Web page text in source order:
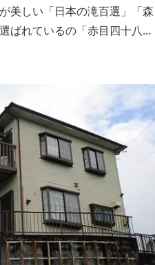
美しい「日本の滝百選」「森
ばれているの「赤目四十八
きる「忍者の森」へ徒歩５分
泉はしっとり滑らかな肌触り
ます。地元のスギ材を用いた
えた「上忍の湯」、打たせ湯
...